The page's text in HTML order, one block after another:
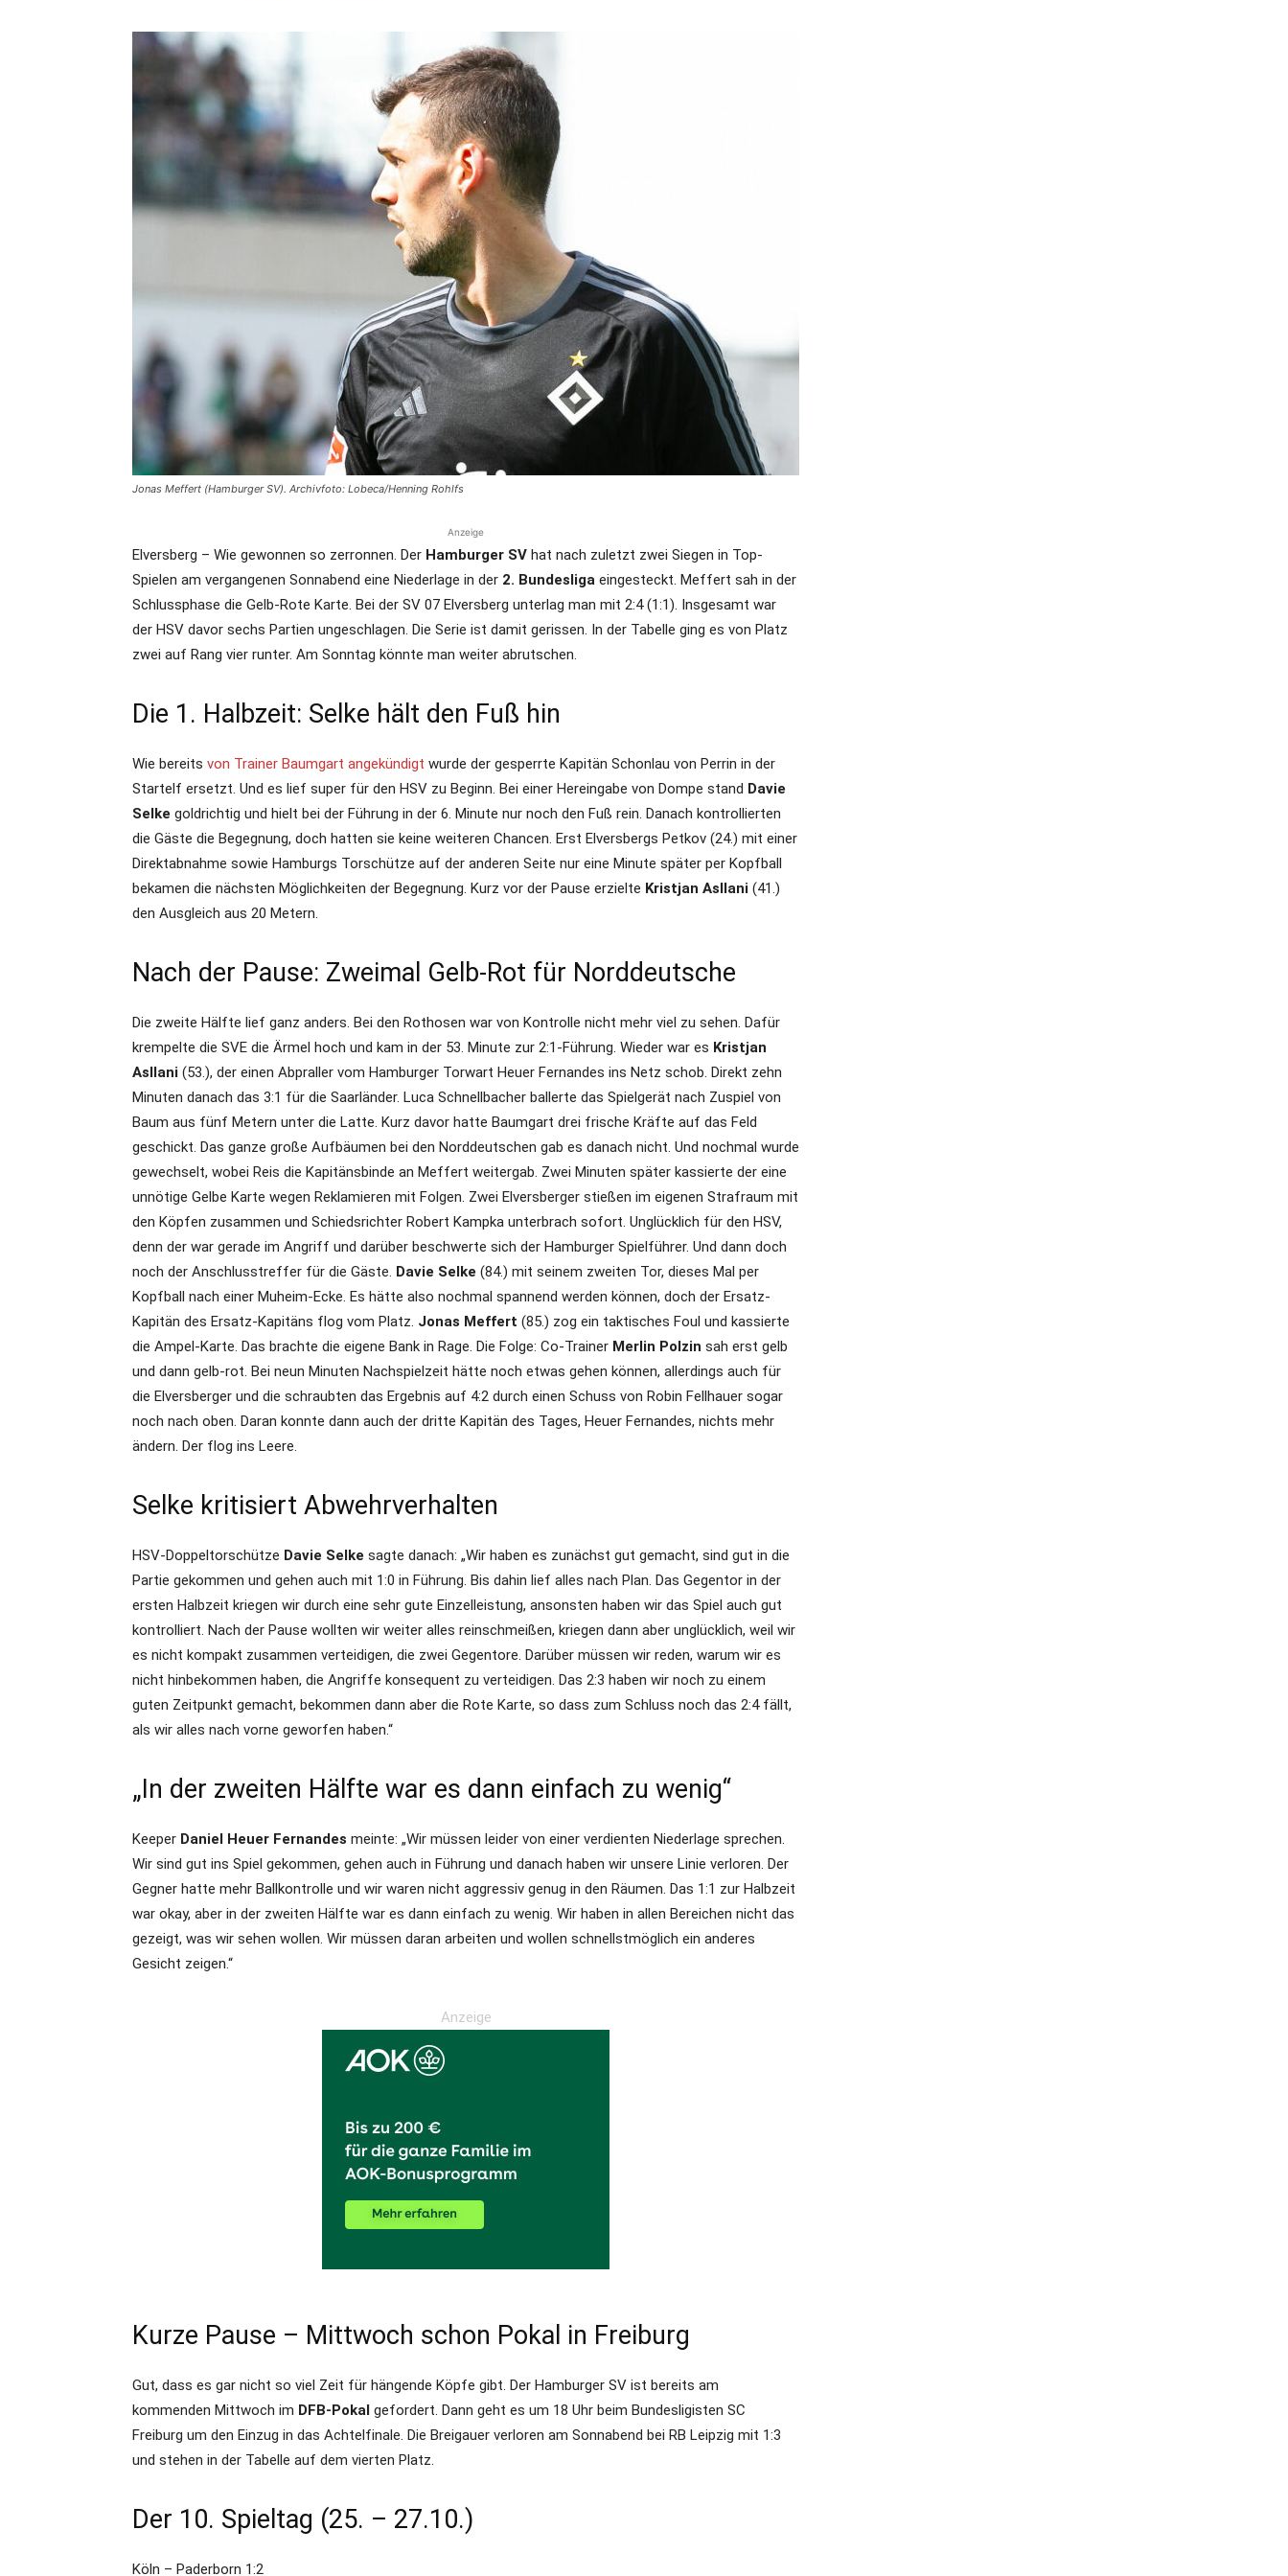
Lübeck
Jonas Meffert (Hamburger SV). Archivfoto: Lobeca/Henning Rohlfs
Anzeige
Elversberg – Wie gewonnen so zerronnen. Der Hamburger SV hat nach zuletzt zwei Siegen in Top-
Spielen am vergangenen Sonnabend eine Niederlage in der 2. Bundesliga eingesteckt. Meffert sah in der
Schlussphase die Gelb-Rote Karte. Bei der SV 07 Elversberg unterlag man mit 2:4 (1:1). Insgesamt war
der HSV davor sechs Partien ungeschlagen. Die Serie ist damit gerissen. In der Tabelle ging es von Platz
zwei auf Rang vier runter. Am Sonntag könnte man weiter abrutschen.
Die 1. Halbzeit: Selke hält den Fuß hin
Wie bereits von Trainer Baumgart angekündigt wurde der gesperrte Kapitän Schonlau von Perrin in der
Startelf ersetzt. Und es lief super für den HSV zu Beginn. Bei einer Hereingabe von Dompe stand Davie
Selke goldrichtig und hielt bei der Führung in der 6. Minute nur noch den Fuß rein. Danach kontrollierten
die Gäste die Begegnung, doch hatten sie keine weiteren Chancen. Erst Elversbergs Petkov (24.) mit einer
Direktabnahme sowie Hamburgs Torschütze auf der anderen Seite nur eine Minute später per Kopfball
bekamen die nächsten Möglichkeiten der Begegnung. Kurz vor der Pause erzielte Kristjan Asllani (41.)
den Ausgleich aus 20 Metern.
Nach der Pause: Zweimal Gelb-Rot für Norddeutsche
Die zweite Hälfte lief ganz anders. Bei den Rothosen war von Kontrolle nicht mehr viel zu sehen. Dafür
krempelte die SVE die Ärmel hoch und kam in der 53. Minute zur 2:1-Führung. Wieder war es Kristjan
Asllani (53.), der einen Abpraller vom Hamburger Torwart Heuer Fernandes ins Netz schob. Direkt zehn
Minuten danach das 3:1 für die Saarländer. Luca Schnellbacher ballerte das Spielgerät nach Zuspiel von
Baum aus fünf Metern unter die Latte. Kurz davor hatte Baumgart drei frische Kräfte auf das Feld
geschickt. Das ganze große Aufbäumen bei den Norddeutschen gab es danach nicht. Und nochmal wurde
gewechselt, wobei Reis die Kapitänsbinde an Meffert weitergab. Zwei Minuten später kassierte der eine
unnötige Gelbe Karte wegen Reklamieren mit Folgen. Zwei Elversberger stießen im eigenen Strafraum mit
den Köpfen zusammen und Schiedsrichter Robert Kampka unterbrach sofort. Unglücklich für den HSV,
denn der war gerade im Angriff und darüber beschwerte sich der Hamburger Spielführer. Und dann doch
noch der Anschlusstreffer für die Gäste. Davie Selke (84.) mit seinem zweiten Tor, dieses Mal per
Kopfball nach einer Muheim-Ecke. Es hätte also nochmal spannend werden können, doch der Ersatz-
Kapitän des Ersatz-Kapitäns flog vom Platz. Jonas Meffert (85.) zog ein taktisches Foul und kassierte
die Ampel-Karte. Das brachte die eigene Bank in Rage. Die Folge: Co-Trainer Merlin Polzin sah erst gelb
und dann gelb-rot. Bei neun Minuten Nachspielzeit hätte noch etwas gehen können, allerdings auch für
die Elversberger und die schraubten das Ergebnis auf 4:2 durch einen Schuss von Robin Fellhauer sogar
noch nach oben. Daran konnte dann auch der dritte Kapitän des Tages, Heuer Fernandes, nichts mehr
ändern. Der flog ins Leere.
Selke kritisiert Abwehrverhalten
HSV-Doppeltorschütze Davie Selke sagte danach: „Wir haben es zunächst gut gemacht, sind gut in die
Partie gekommen und gehen auch mit 1:0 in Führung. Bis dahin lief alles nach Plan. Das Gegentor in der
ersten Halbzeit kriegen wir durch eine sehr gute Einzelleistung, ansonsten haben wir das Spiel auch gut
kontrolliert. Nach der Pause wollten wir weiter alles reinschmeißen, kriegen dann aber unglücklich, weil wir
es nicht kompakt zusammen verteidigen, die zwei Gegentore. Darüber müssen wir reden, warum wir es
nicht hinbekommen haben, die Angriffe konsequent zu verteidigen. Das 2:3 haben wir noch zu einem
guten Zeitpunkt gemacht, bekommen dann aber die Rote Karte, so dass zum Schluss noch das 2:4 fällt,
als wir alles nach vorne geworfen haben.“
„In der zweiten Hälfte war es dann einfach zu wenig“
Keeper Daniel Heuer Fernandes meinte: „Wir müssen leider von einer verdienten Niederlage sprechen.
Wir sind gut ins Spiel gekommen, gehen auch in Führung und danach haben wir unsere Linie verloren. Der
Gegner hatte mehr Ballkontrolle und wir waren nicht aggressiv genug in den Räumen. Das 1:1 zur Halbzeit
war okay, aber in der zweiten Hälfte war es dann einfach zu wenig. Wir haben in allen Bereichen nicht das
gezeigt, was wir sehen wollen. Wir müssen daran arbeiten und wollen schnellstmöglich ein anderes
Gesicht zeigen.“
Anzeige
Kurze Pause – Mittwoch schon Pokal in Freiburg
Gut, dass es gar nicht so viel Zeit für hängende Köpfe gibt. Der Hamburger SV ist bereits am
kommenden Mittwoch im DFB-Pokal gefordert. Dann geht es um 18 Uhr beim Bundesligisten SC
Freiburg um den Einzug in das Achtelfinale. Die Breigauer verloren am Sonnabend bei RB Leipzig mit 1:3
und stehen in der Tabelle auf dem vierten Platz.
Der 10. Spieltag (25. – 27.10.)
Köln – Paderborn 1:2